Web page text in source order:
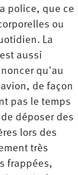
police, que ce
ou
La
aussi
qu'au
de façon
pas le temps
déposer des
lors des
très
frappées,